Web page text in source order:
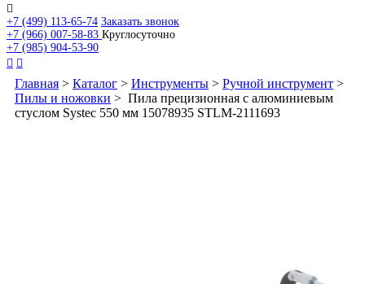

+7 (499) 113-65-74 Заказать звонок
+7 (966) 007-58-83 Круглосуточно
+7 (985) 904-53-90
 
Главная > Каталог > Инструменты > Ручной инструмент >
Пилы и ножовки > Пила прецизионная с алюминиевым
стуслом Systec 550 мм 15078935 STLM-2111693